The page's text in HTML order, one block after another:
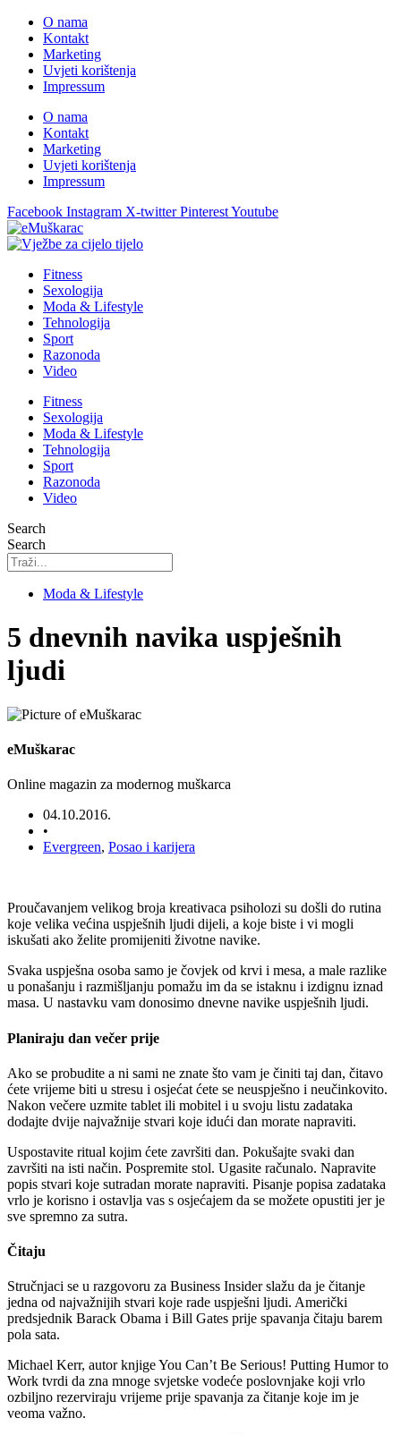
O nama
Kontakt
Marketing
Uvjeti korištenja
Impressum
O nama
Kontakt
Marketing
Uvjeti korištenja
Impressum
Facebook Instagram X-twitter PinterestYoutube
Fitness
Sexologija
Moda & Lifestyle
Tehnologija
Sport
Razonoda
Video
Fitness
Sexologija
Moda & Lifestyle
Tehnologija
Sport
Razonoda
Video
Search
Search
Moda & Lifestyle
5 dnevnih navika uspješnih
ljudi
eMuškarac
Online magazin za modernog muškarca
04.10.2016.
•
Evergreen, Posao i karijera
Proučavanjem velikog broja kreativaca psiholozi su došli do rutina
koje velika većina uspješnih ljudi dijeli, a koje biste i vi mogli
iskušati ako želite promijeniti životne navike.
Svaka uspješna osoba samo je čovjek od krvi i mesa, a male razlike
u ponašanju i razmišljanju pomažu im da se istaknu i izdignu iznad
masa. U nastavku vam donosimo dnevne navike uspješnih ljudi.
Planiraju dan večer prije
Ako se probudite a ni sami ne znate što vam je činiti taj dan, čitavo
ćete vrijeme biti u stresu i osjećat ćete se neuspješno i neučinkovito.
Nakon večere uzmite tablet ili mobitel i u svoju listu zadataka
dodajte dvije najvažnije stvari koje idući dan morate napraviti.
Uspostavite ritual kojim ćete završiti dan. Pokušajte svaki dan
završiti na isti način. Pospremite stol. Ugasite računalo. Napravite
popis stvari koje sutradan morate napraviti. Pisanje popisa zadataka
vrlo je korisno i ostavlja vas s osjećajem da se možete opustiti jer je
sve spremno za sutra.
Čitaju
Stručnjaci se u razgovoru za Business Insider slažu da je čitanje
jedna od najvažnijih stvari koje rade uspješni ljudi. Američki
predsjednik Barack Obama i Bill Gates prije spavanja čitaju barem
pola sata.
Michael Kerr, autor knjige You Can’t Be Serious! Putting Humor to
Work tvrdi da zna mnoge svjetske vodeće poslovnjake koji vrlo
ozbiljno rezerviraju vrijeme prije spavanja za čitanje koje im je
veoma važno.